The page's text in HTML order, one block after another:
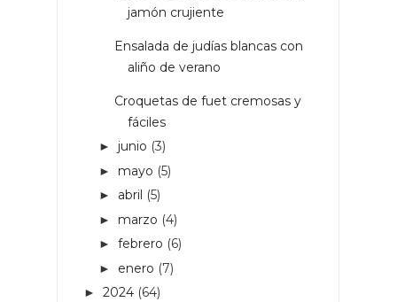
jamón crujiente
Ensalada de judías blancas con
aliño de verano
Croquetas de fuet cremosas y
fáciles
► junio (3)
► mayo (5)
► abril (5)
► marzo (4)
► febrero (6)
► enero (7)
► 2024 (64)